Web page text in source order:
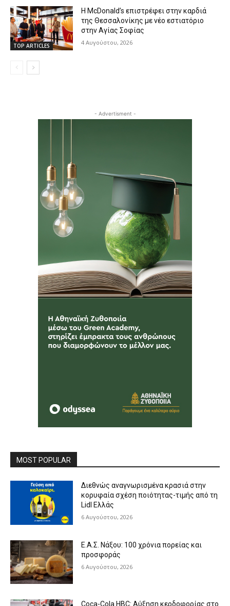
TOP ARTICLES
Η McDonald’s επιστρέφει στην καρδιά
της Θεσσαλονίκης με νέο εστιατόριο
στην Αγίας Σοφίας
4 Αυγούστου, 2026
- Advertisment -
MOST POPULAR
Διεθνώς αναγνωρισμένα κρασιά στην
κορυφαία σχέση ποιότητας-τιμής από τη
Lidl Ελλάς
6 Αυγούστου, 2026
Ε.Α.Σ. Νάξου: 100 χρόνια πορείας και
προσφοράς
6 Αυγούστου, 2026
Coca-Cola HBC: Αύξηση κερδοφορίας στο